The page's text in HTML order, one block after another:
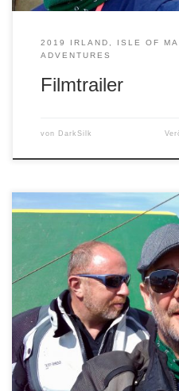
2019 IRLAND, ISLE OF
ADVENTURES
Filmtrailer
von DarkSilk
Unser Reiseziel für 2020
Ostseeküste bis nach St.
Plan. Ob wir dort ankommen
unmaßgeblich davon ab, ob
Reisepapiere auch